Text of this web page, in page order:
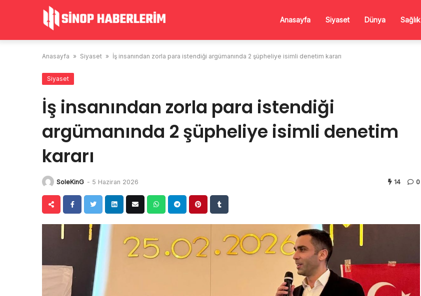
Anasayfa Siyaset Dünya Sağlık
Anasayfa » Siyaset » İş insanından zorla para istendiği argümanında 2 şüpheliye isimli denetim kararı
Siyaset
İş insanından zorla para istendiği
argümanında 2 şüpheliye isimli denetim
kararı
SoleKinG - 5 Haziran 2026 14 0